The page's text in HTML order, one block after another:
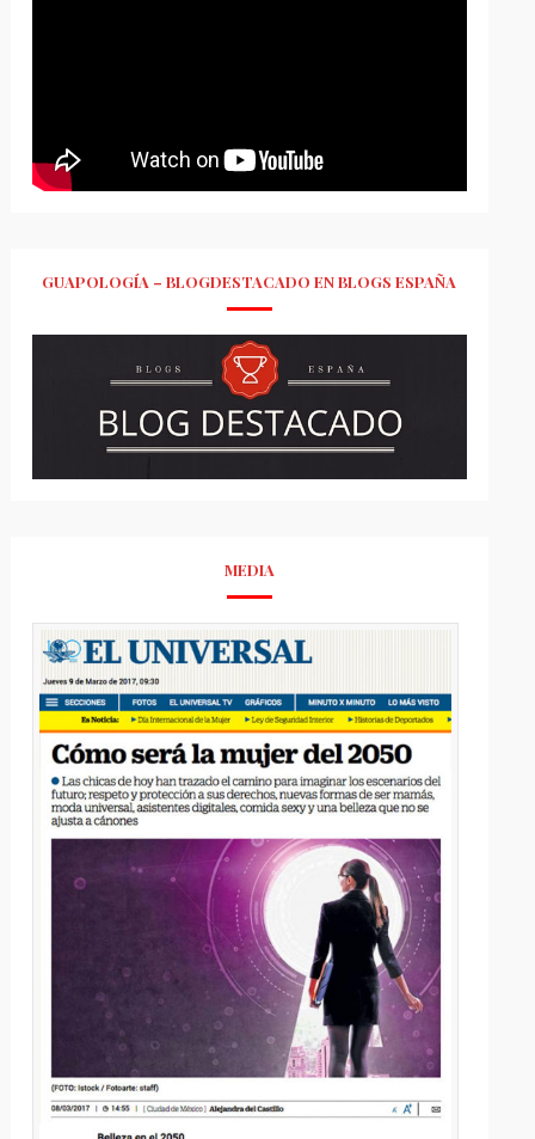
GUAPOLOGÍA – BLOGDESTACADO EN BLOGS ESPAÑA
MEDIA